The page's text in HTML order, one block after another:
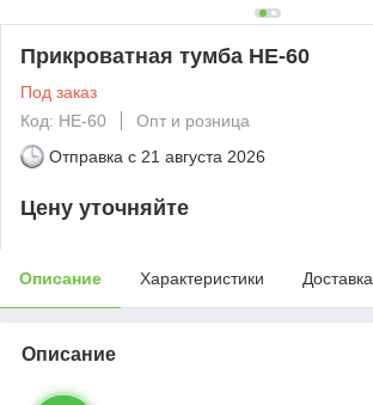
Прикроватная тумба HE-60
Под заказ
Код: HE-60
Опт и розница
Отправка с 21 августа 2026
Цену уточняйте
Описание Характеристики Доставка
Описание